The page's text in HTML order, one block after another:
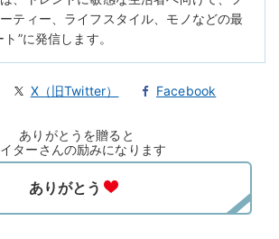
ティー、ライフスタイル、モノなどの最
”に発信します。
X（旧Twitter） Facebook
ありがとうを贈ると
ターさんの励みになります